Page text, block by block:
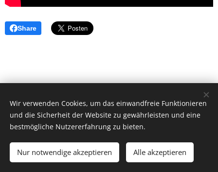
Share
© 2026 by Dr. Andrea Christoph-Gaugusch
All rights reserved.
Cookies
Wir verwenden Cookies, um das einwandfreie Funktionieren
und die Sicherheit der Website zu gewährleisten und eine
bestmögliche Nutzererfahrung zu bieten.
Nur notwendige akzeptieren Alle akzeptieren